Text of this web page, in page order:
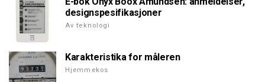
designspesifikasjoner
Av teknologi
Karakteristika for måleren
Hjemmekos